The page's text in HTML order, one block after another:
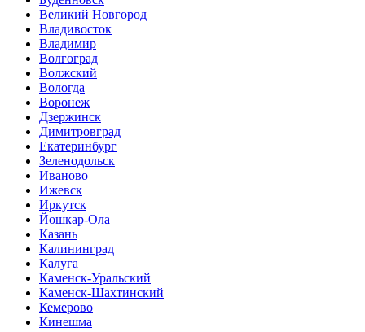
Великий Новгород
Владивосток
Владимир
Волгоград
Волжский
Вологда
Воронеж
Дзержинск
Димитровград
Екатеринбург
Зеленодольск
Иваново
Ижевск
Иркутск
Йошкар-Ола
Казань
Калининград
Калуга
Каменск-Уральский
Каменск-Шахтинский
Кемерово
Кинешма